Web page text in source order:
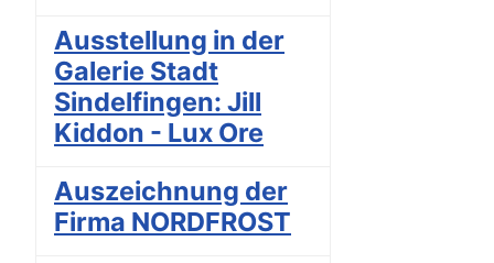
Ausstellung in der
Galerie Stadt
Sindelfingen: Jill
Kiddon - Lux Ore
Auszeichnung der
Firma NORDFROST